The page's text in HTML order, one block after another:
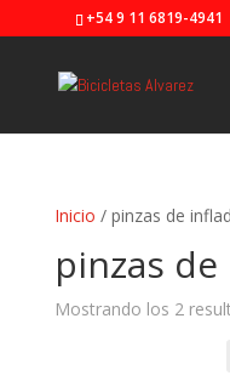
+54 9 11 6819-4941
Inicio / pinzas de
pinzas
Mostrando los 2